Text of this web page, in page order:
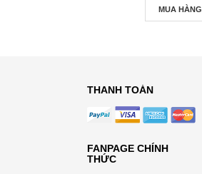
MUA HÀNG
THANH TOÁN
FANPAGE CHÍNH
THỨC